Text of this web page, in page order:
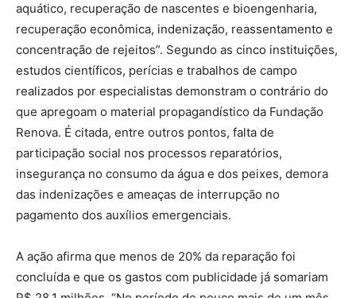
aquático, recuperação de nascentes e bioengenharia,
recuperação econômica, indenização, reassentamento e
concentração de rejeitos”. Segundo as cinco instituições,
estudos científicos, perícias e trabalhos de campo
realizados por especialistas demonstram o contrário do
que apregoam o material propagandístico da Fundação
Renova. É citada, entre outros pontos, falta de
participação social nos processos reparatórios,
insegurança no consumo da água e dos peixes, demora
das indenizações e ameaças de interrupção no
pagamento dos auxílios emergenciais.
A ação afirma que menos de 20% da reparação foi
concluída e que os gastos com publicidade já somariam